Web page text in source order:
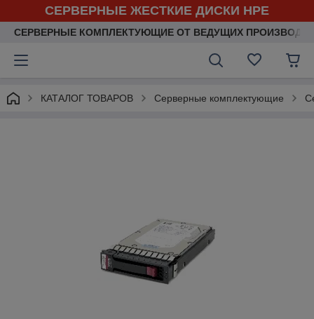
СЕРВЕРНЫЕ ЖЕСТКИЕ ДИСКИ HPE
СЕРВЕРНЫЕ КОМПЛЕКТУЮЩИЕ ОТ ВЕДУЩИХ
КАТАЛОГ ТОВАРОВ Серверные комплектующие